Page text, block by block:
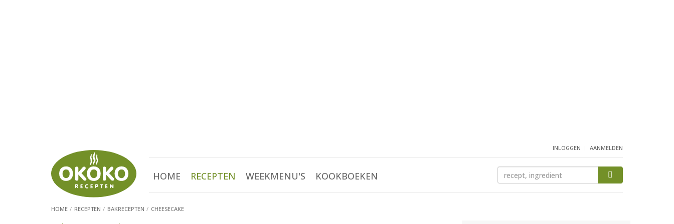
INLOGGEN AANMELDEN
HOME RECEPTEN WEEKMENU'S KOOKBOEKEN
HOME RECEPTEN BAKRECEPTEN CHEESECAKE